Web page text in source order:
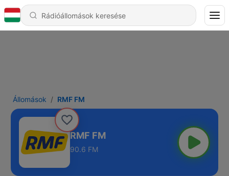
Állomások RMF FM
RMF FM
90.6 FM